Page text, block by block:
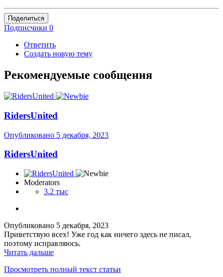
Поделиться
Подписчики 0
Ответить
Создать новую тему
Рекомендуемые сообщения
RidersUnited
Опубликовано 5 декабря, 2023
RidersUnited
Moderators
3.2 тыс
Опубликовано 5 декабря, 2023
Приветствую всех! Уже год как ничего здесь не писал,
поэтому исправляюсь.
Читать дальше
Просмотреть полный текст статьи